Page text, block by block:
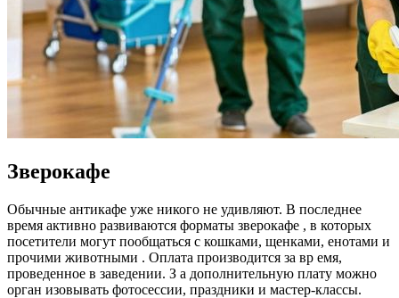
Зверокафе
Обычные антикафе уже никого не удивляют. В последнее
время активно развиваются форматы зверокафе , в которых
посетители могут пообщаться с кошками, щенками, енотами и
прочими животными . Оплата производится за вр емя,
проведенное в заведении. З а дополнительную плату можно
орган изовывать фотосессии, праздники и мастер-классы.